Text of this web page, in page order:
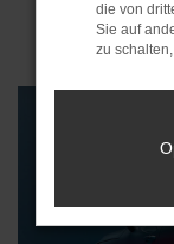
die von
Sie auf
zu